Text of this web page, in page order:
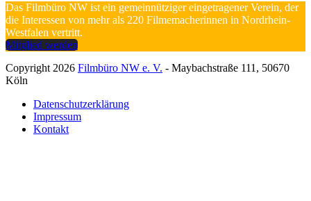
Das Filmbüro NW ist ein gemeinnütziger eingetragener Verein, der
die Interessen von mehr als 220 Filmemacherinnen in Nordrhein-
Westfalen vertritt.
Mitglied werden
Copyright 2026 Filmbüro NW e. V. - Maybachstraße 111, 50670
Köln
Datenschutzerklärung
Impressum
Kontakt